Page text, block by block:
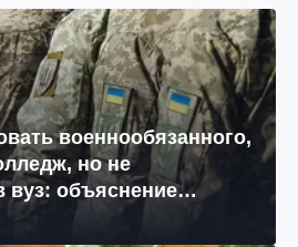
военнообязанного,
но не
вуз: объяснение